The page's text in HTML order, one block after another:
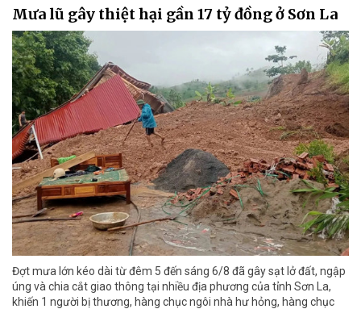
Mưa lũ gây thiệt hại gần 17 tỷ đồng ở Sơn La
Đợt mưa lớn kéo dài từ đêm 5 đến sáng 6/8 đã gây sạt lở đất, ngập
úng và chia cắt giao thông tại nhiều địa phương của tỉnh Sơn La,
khiến 1 người bị thương, hàng chục ngôi nhà hư hỏng, hàng chục